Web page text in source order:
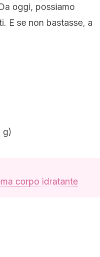
oggi, possiamo
E se non bastasse, a
g)
corpo idratante